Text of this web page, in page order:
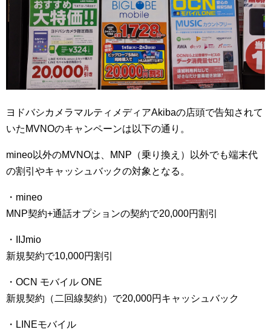
ヨドバシカメラマルティメディアAkibaの店頭で告知されて
いたMVNOのキャンペーンは以下の通り。
mineo以外のMVNOは、MNP（乗り換え）以外でも端末代
の割引やキャッシュバックの対象となる。
・mineo
MNP契約+通話オプションの契約で20,000円割引
・IIJmio
新規契約で10,000円割引
・OCN モバイル ONE
新規契約（二回線契約）で20,000円キャッシュバック
・LINEモバイル